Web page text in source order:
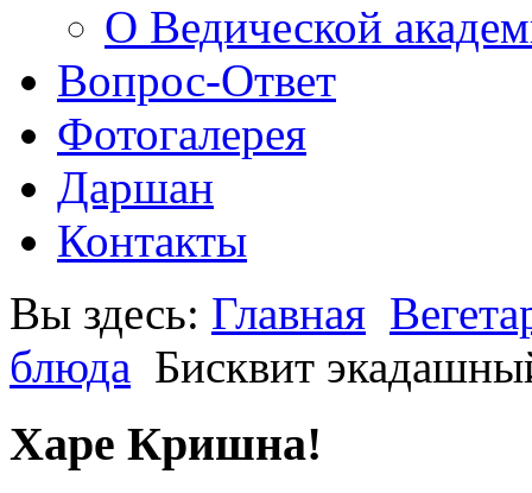
О Ведической
Вопрос-Ответ
Фотогалерея
Даршан
Контакты
Вы здесь: Главная
блюда Бисквит
Харе Кришна!